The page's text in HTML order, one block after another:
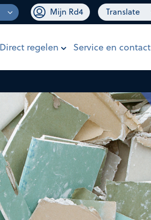
Mijn Rd4 Translate
Direct regelen Service en contact